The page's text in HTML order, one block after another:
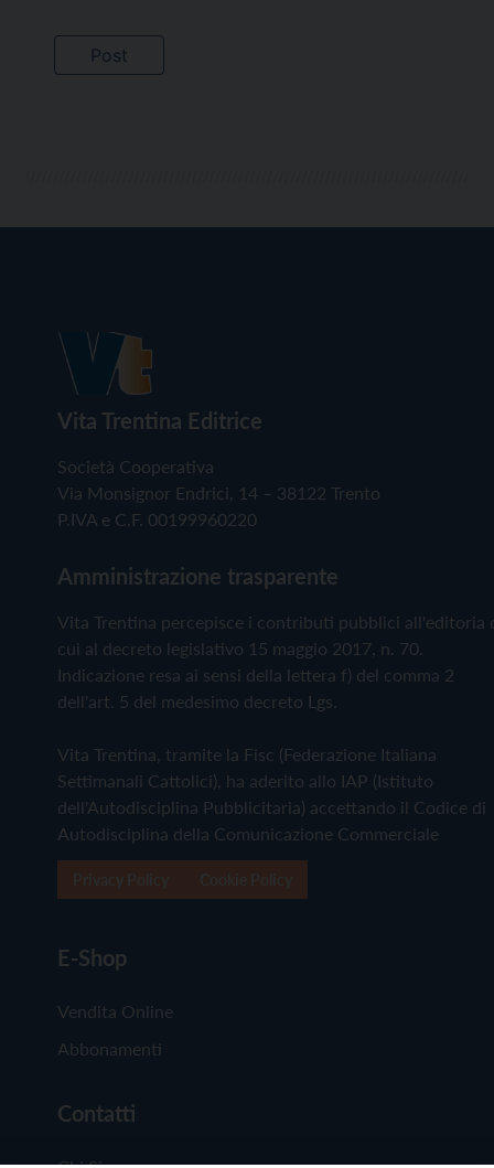
Vita Trentina Editrice
Società Cooperativa
Via Monsignor Endrici, 14 – 38122 Trento
P.IVA e C.F. 00199960220
Amministrazione trasparente
Vita Trentina percepisce i contributi pubblici all'editoria
cui al decreto legislativo 15 maggio 2017, n. 70.
Indicazione resa ai sensi della lettera f) del comma 2
dell'art. 5 del medesimo decreto Lgs.
Vita Trentina, tramite la Fisc (Federazione Italiana
Settimanali Cattolici), ha aderito allo IAP (Istituto
dell'Autodisciplina Pubblicitaria) accettando il Codice di
Autodisciplina della Comunicazione Commerciale
E-Shop
Vendita Online
Abbonamenti
Contatti